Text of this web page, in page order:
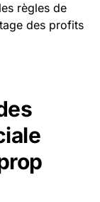
règles de
des profits